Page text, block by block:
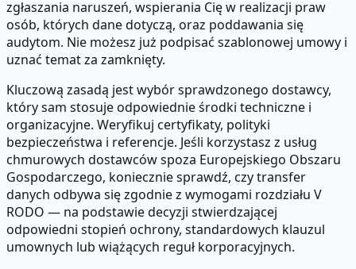
zgłaszania naruszeń, wspierania Cię w realizacji praw
osób, których dane dotyczą, oraz poddawania się
audytom. Nie możesz już podpisać szablonowej umowy i
uznać temat za zamknięty.
Kluczową zasadą jest wybór sprawdzonego dostawcy,
który sam stosuje odpowiednie środki techniczne i
organizacyjne. Weryfikuj certyfikaty, polityki
bezpieczeństwa i referencje. Jeśli korzystasz z usług
chmurowych dostawców spoza Europejskiego Obszaru
Gospodarczego, koniecznie sprawdź, czy transfer
danych odbywa się zgodnie z wymogami rozdziału V
RODO — na podstawie decyzji stwierdzającej
odpowiedni stopień ochrony, standardowych klauzul
umownych lub wiążących reguł korporacyjnych.